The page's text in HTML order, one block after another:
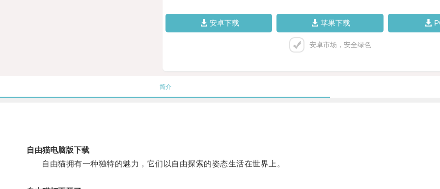
安卓下载 苹果下载
安卓市场，安全绿色
简介
自由猫电脑版下载
自由猫拥有一种独特的魅力，它们以自由探索的姿态生活在世界上。